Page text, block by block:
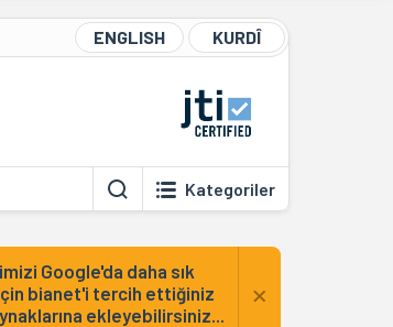
ENGLISH KURDÎ
Kategoriler
Google'da daha sık
bianet'i tercih ettiğiniz
ekleyebilirsiniz...
×